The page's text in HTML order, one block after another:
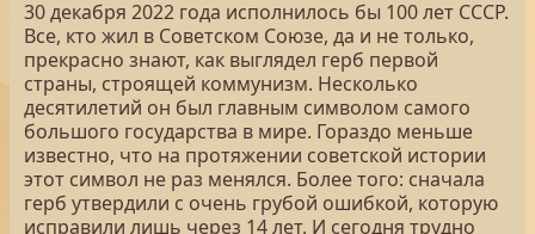
30 декабря 2022 года исполнилось бы 100 лет СССР.
Все, кто жил в Советском Союзе, да и не только,
прекрасно знают, как выглядел герб первой
страны, строящей коммунизм. Несколько
десятилетий он был главным символом самого
большого государства в мире. Гораздо меньше
известно, что на протяжении советской истории
этот символ не раз менялся. Более того: сначала
герб утвердили с очень грубой ошибкой, которую
исправили лишь через 14 лет. И сегодня трудно